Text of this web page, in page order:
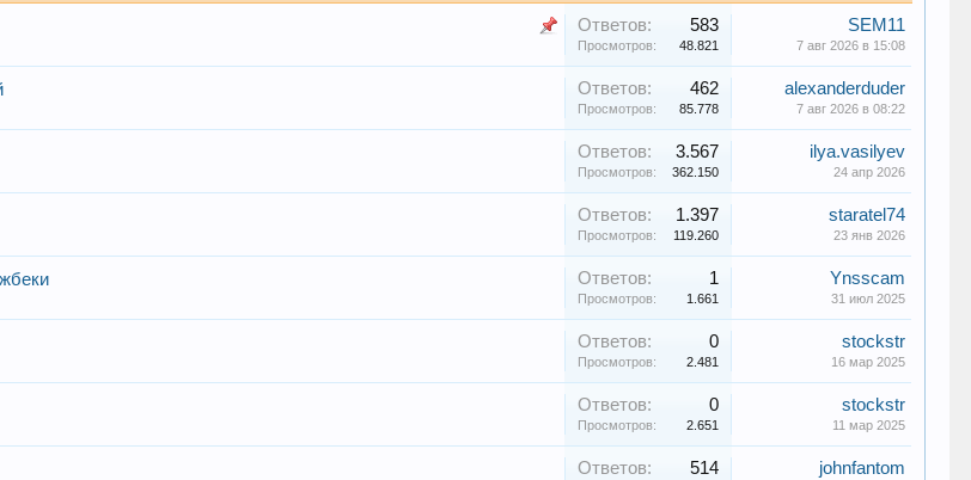
Ответов: 583
Просмотров: 48.821
SEM11
7 авг 2026 в 15:08
Ответов: 462
Просмотров: 85.778
alexanderduder
7 авг 2026 в 08:22
Ответов: 3.567
Просмотров: 362.150
ilya.vasilyev
24 апр 2026
Ответов: 1.397
Просмотров: 119.260
staratel74
23 янв 2026
Ответов: 1
Просмотров: 1.661
Ynsscam
31 июл 2025
Ответов: 0
Просмотров: 2.481
stockstr
16 мар 2025
Ответов: 0
Просмотров: 2.651
stockstr
11 мар 2025
Ответов: 514 johnfantom